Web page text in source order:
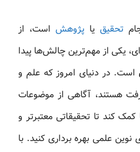
تحقیق یا پژوهش است، از
یکی از مهم‌ترین چالش‌ها پیدا
است. در دنیای امروز که علم و
هستند، آگاهی از موضوعات
کند تا تحقیقاتی معتبرتر و
نوین علمی بهره‌ برداری کنید. با